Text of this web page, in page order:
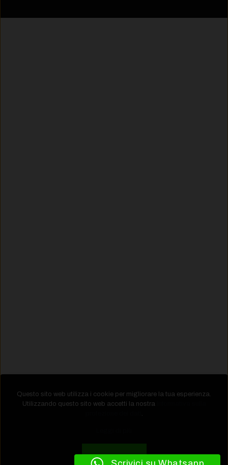
Questo sito web utilizza i cookie per migliorare la tua esperienza.
Utilizzando questo sito web accetti la nostra
.
Accetta